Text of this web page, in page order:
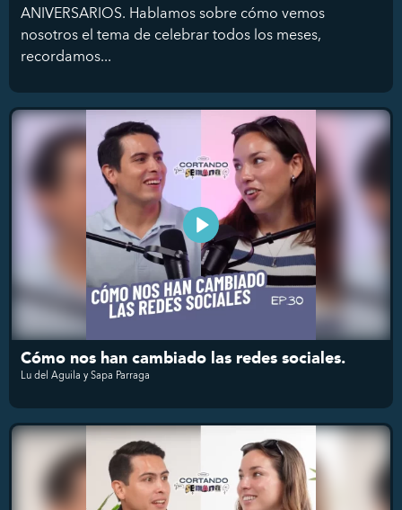
ANIVERSARIOS. Hablamos sobre cómo vemos
nosotros el tema de celebrar todos los meses,
recordamos...
Cómo nos han cambiado las redes sociales.
Lu del Aguila y Sapa Parraga